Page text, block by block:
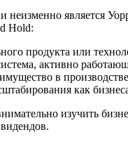
неизменно является
Hold:
продукта или
активно
в
как
изучить